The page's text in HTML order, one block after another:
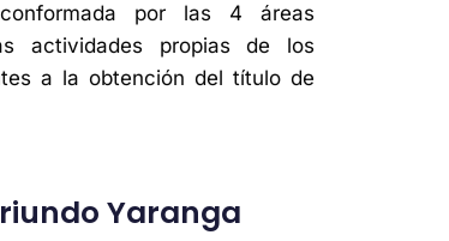
por las 4 áreas
actividades propias de los
a la obtención del título de
Yaranga